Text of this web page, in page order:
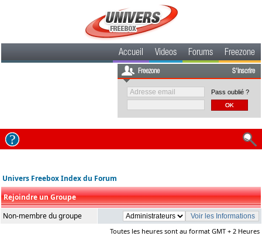
Accueil Videos Forums Freezone
Freezone S'inscrire
Pass oublié ?
Univers Freebox Index du Forum
Rejoindre un Groupe
Non-membre du groupe
Toutes les heures sont au format GMT + 2 Heures